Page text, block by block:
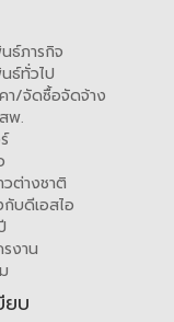
ธ์ภารกิจ
ธ์ทั่วไป
า/จัดซื้อจัดจ้าง
พ.
ต่างชาติ
บดีเอสไอ
งาน
ยบ